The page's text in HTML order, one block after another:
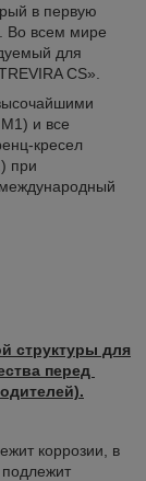
в первую
Во всем мире
для
CS».
М1) и все
кресел
при
международный
структуры для
перед
коррозии, в
подлежит